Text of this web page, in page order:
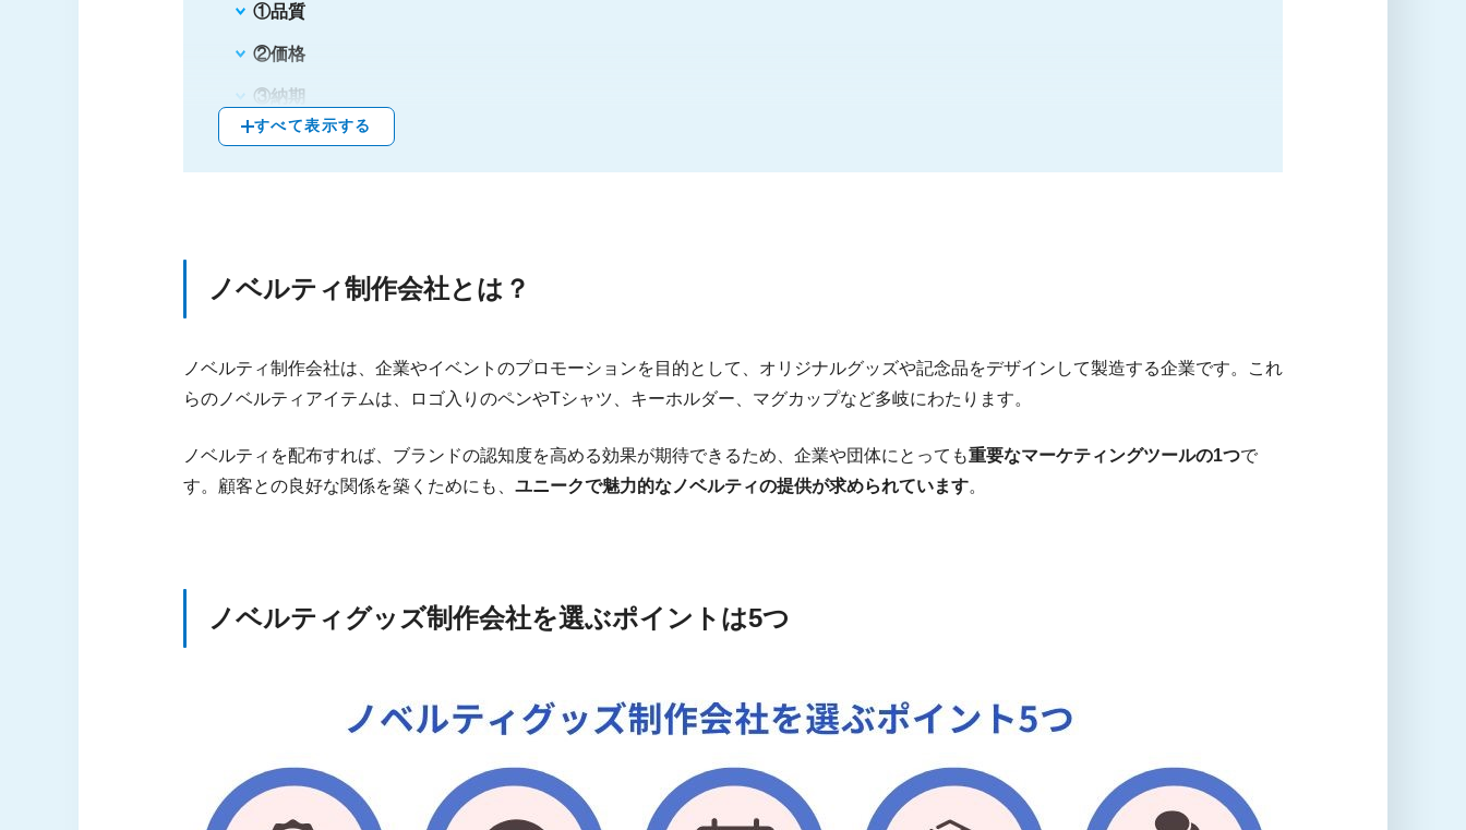
①品質
②価格
③納期
④ロット調整
④グッズトレードジャパン株式会社
➅株式会社ラブ・ラボ
⑨オリジナルラボ株式会社
質問1.ノベルティグッズ制作会社の種類は？
質問2.ノベルティグッズの制作費用の相場は？
質問3.予算別のおすすめノベルティグッズは？
すべて表示する
ノベルティ制作会社とは？
ノベルティ制作会社は、企業やイベントのプロモーションを目的として、オリジナルグッズや記念品をデザインして製造する企業です。これ
らのノベルティアイテムは、ロゴ入りのペンやTシャツ、キーホルダー、マグカップなど多岐にわたります。
ノベルティを配布すれば、ブランドの認知度を高める効果が期待できるため、企業や団体にとっても重要なマーケティングツールの1つで
す。顧客との良好な関係を築くためにも、 ユニークで魅力的なノベルティの提供が求められています。
ノベルティグッズ制作会社を選ぶポイントは5つ